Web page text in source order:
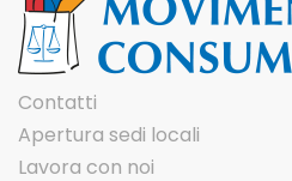
Contatti
Apertura sedi locali
Lavora con noi